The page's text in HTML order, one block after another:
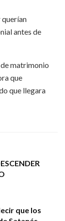
querían
antes de
matrimonio
que
que llegara
que los